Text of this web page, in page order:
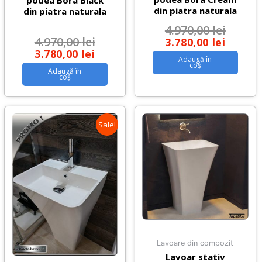
din piatra naturala
4.970,00lei
3.780,00 lei
Adaugă în
coș
din piatra naturala
4.970,00lei
3.780,00 lei
Adaugă în
coș
Sale!
Lavoare din compozit
Lavoar stativ